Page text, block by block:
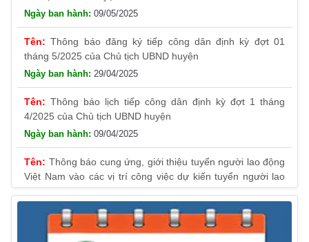
09/05/2025
Thông báo đăng ký tiếp công dân định kỳ đợt 01
tháng 5/2025 của Chủ tịch UBND huyện
29/04/2025
Thông báo lịch tiếp công dân định kỳ đợt 1 tháng
4/2025 của Chủ tịch UBND huyện
09/04/2025
Thông báo cung ứng, giới thiệu tuyển người lao động
Việt Nam vào các vị trí công việc dự kiến tuyển người lao
động nước ngoài
31/03/2025
Thông báo treo cờ Tổ quốc nhân kỷ niệm 50 năm